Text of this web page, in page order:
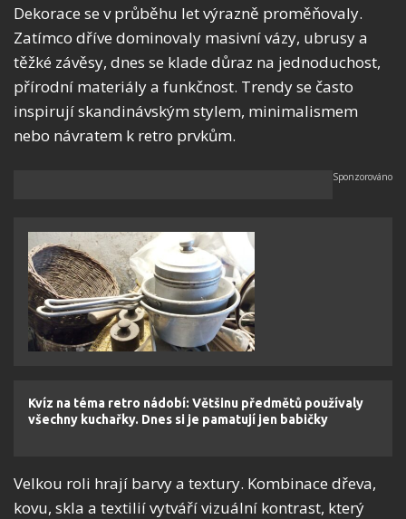
Dekorace se v průběhu let výrazně proměňovaly.
Zatímco dříve dominovaly masivní vázy, ubrusy a
těžké závěsy, dnes se klade důraz na jednoduchost,
přírodní materiály a funkčnost. Trendy se často
inspirují skandinávským stylem, minimalismem
nebo návratem k retro prvkům.
Kvíz na téma retro nádobí: Většinu předmětů používaly
všechny kuchařky. Dnes si je pamatují jen babičky
Velkou roli hrají barvy a textury. Kombinace dřeva,
kovu, skla a textilií vytváří vizuální kontrast, který